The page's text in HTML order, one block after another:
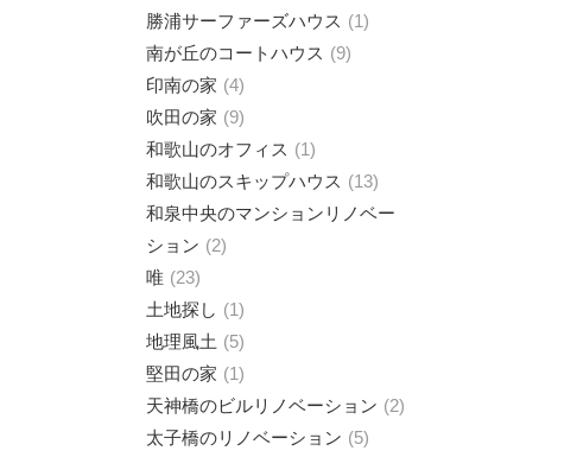
勝浦サーファーズハウス
1
南が丘のコートハウス
9
印南の家
4
吹田の家
9
和歌山のオフィス
1
和歌山のスキップハウス
13
和泉中央のマンションリノベー
ション
2
唯
23
土地探し
1
地理風土
5
堅田の家
1
天神橋のビルリノベーション
2
太子橋のリノベーション
5